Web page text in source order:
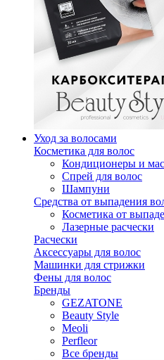
Уход за волосами
Косметика для волос
Кондиционеры и
Спрей для волос
Шампуни
Средства от выпадения
Косметика от
Лазерные расчески
Расчески
Аксессуары для волос
Машинки для стрижки
Фены для волос
Бренды
GEZATONE
Beauty Style
Meoli
Perfleor
Все бренды